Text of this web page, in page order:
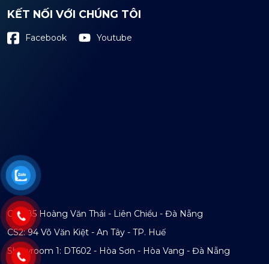
KẾT NỐI VỚI CHÚNG TÔI
Facebook Youtube
CS1: 85 Hoàng Văn Thái - Liên Chiểu - Đà Nẵng
CS2: 94 Võ Văn Kiệt - An Tây - TP. Huế
Showroom 1: DT602 - Hòa Sơn - Hòa Vang - Đà Nẵng